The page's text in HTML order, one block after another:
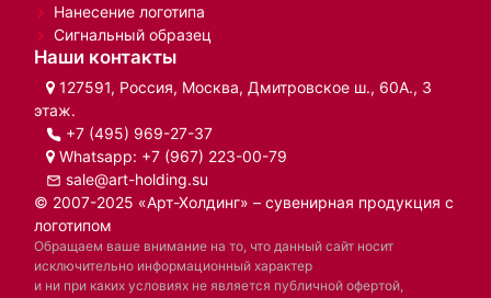
Нанесение логотипа
Сигнальный образец
Наши контакты
127591, Россия, Москва, Дмитровское ш., 60А., 3
этаж.
+7 (495) 969-27-37
Whatsapp: +7 (967) 223-00-79
sale@art-holding.su
© 2007-2025 «Арт-Холдинг» – сувенирная продукция с
логотипом
Обращаем ваше внимание на то, что данный сайт носит
исключительно информационный характер
и ни при каких условиях не является публичной офертой,